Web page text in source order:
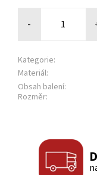
-
Kategorie:
Materiál:
Obsah balení:
Rozměr: